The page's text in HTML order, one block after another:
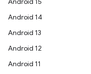
Android 14
Android 13
Android 12
Android 11